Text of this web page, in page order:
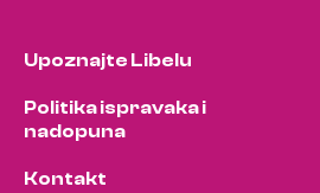
Upoznajte Libelu
Politika ispravaka i
nadopuna
Kontakt